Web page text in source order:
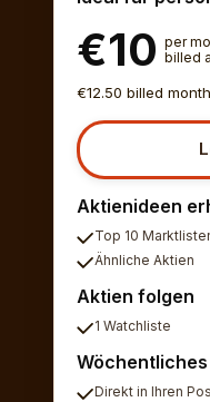
€10 per
billed
€12.50 billed
Aktienideen
Top 10
Ähnliche Aktien
Aktien folgen
1 Watchliste
Direkt in Ihren